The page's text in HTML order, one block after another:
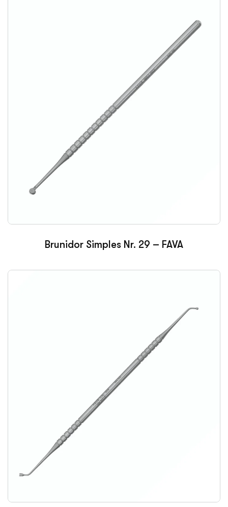
Brunidor Simples Nr. 29 – FAVA